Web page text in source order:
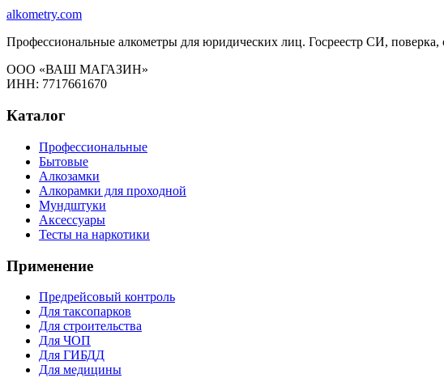
alkometry.com
Профессиональные алкометры для юридических лиц. Госреестр СИ, поверка,
ООО «ВАШ МАГАЗИН»
ИНН: 7717661670
Каталог
Профессиональные
Бытовые
Алкозамки
Алкорамки для проходной
Мундштуки
Аксессуары
Тесты на наркотики
Применение
Предрейсовый контроль
Для таксопарков
Для строительства
Для ЧОП
Для ГИБДД
Для медицины